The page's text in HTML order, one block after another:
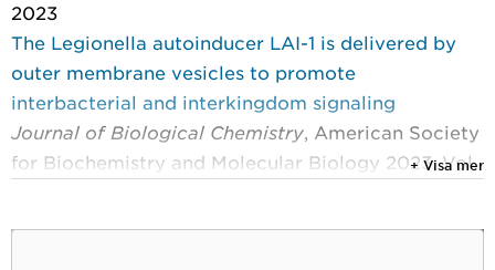
2023
The Legionella autoinducer LAI-1 is delivered by
outer membrane vesicles to promote
interbacterial and interkingdom signaling
Journal of Biological Chemistry, American Society
for Biochemistry and Molecular Biology 2023, Vol.
+ Visa mer